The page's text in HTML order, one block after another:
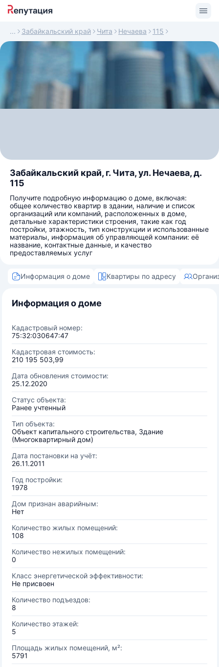
Забайкальский край Чита Нечаева 115
Забайкальский край, г. Чита, ул. Нечаева, д.
115
Получите подробную информацию о доме, включая:
общее количество квартир в здании, наличие и список
организаций или компаний, расположенных в доме,
детальные характеристики строения, такие как год
постройки, этажность, тип конструкции и использованные
материалы, информация об управляющей компании: её
название, контактные данные, и качество
предоставляемых услуг
Информация о доме Квартиры по адресу
Информация о доме
Кадастровый номер:
75:32:030647:47
Кадастровая стоимость:
210 195 503,99
Дата обновления стоимости:
25.12.2020
Статус объекта:
Ранее учтенный
Тип объекта:
Объект капитального строительства, Здание
(Многоквартирный дом)
Дата постановки на учёт:
26.11.2011
Год постройки:
1978
Дом признан аварийным:
Нет
Количество жилых помещений:
108
Количество нежилых помещений:
0
Класс энергетической эффективности:
Не присвоен
Количество подъездов:
8
Количество этажей:
5
Площадь жилых помещений, м²:
5791